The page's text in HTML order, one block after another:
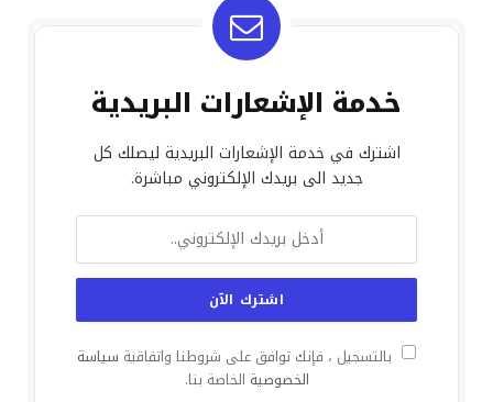
خدمة الإشعارات البريدية
اشترك في خدمة الإشعارات البريدية ليصلك كل
جديد الى بريدك الإلكتروني مباشرة.
بالتسجيل ، فإنك توافق على شروطنا واتفاقية سياسة
الخصوصية الخاصة بنا.